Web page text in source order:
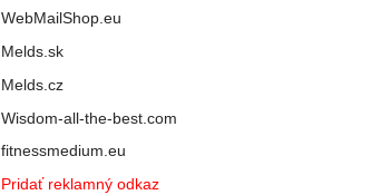
WebMailShop.eu
Melds.sk
Melds.cz
Wisdom-all-the-best.com
fitnessmedium.eu
Pridať reklamný odkaz